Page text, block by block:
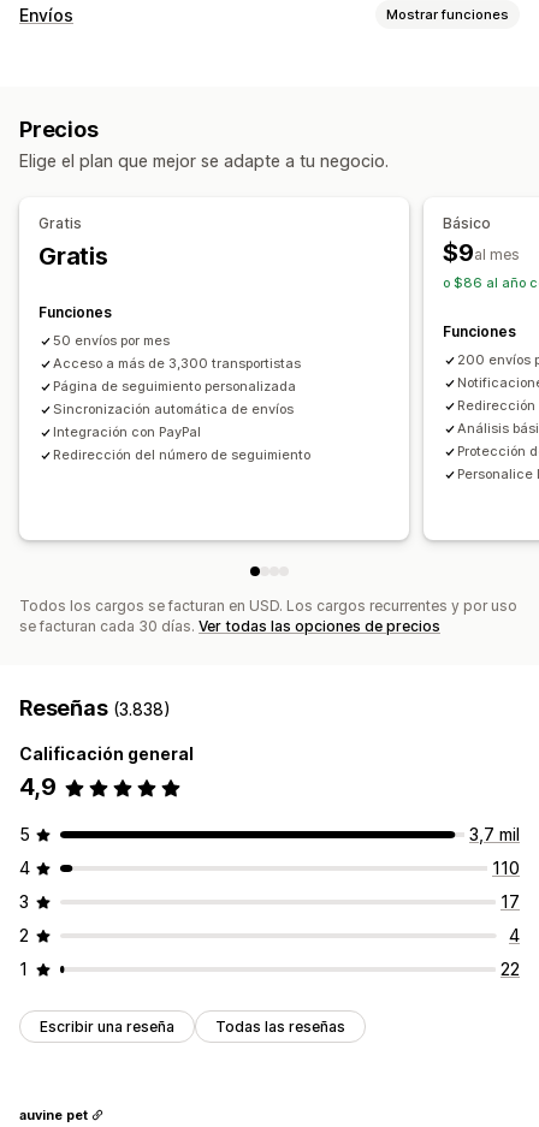
Seguimiento
Enlace de seguimiento personalizado
Fecha de entrega estimada Seguimiento general
Múltiples empresas de transportes
Informes y estadísticas
Notificaciones
Correo electrónico Notificaciones en tiempo real
Traducción
Notificaciones personalizadas
Automatizaciones
Envíos Mostrar funciones
Sincronización de pedidos
Selección de empresa de transportes
Seguimiento en tiempo real
Notificaciones de correo electrónico
Actualizaciones de pedidos
Precios
Elige el plan que mejor se adapte a tu negocio.
Gratis
Gratis
Funciones
50 envíos por mes
Acceso a más de 3,300 transportistas
Página de seguimiento personalizada
Sincronización automática de envíos
Integración con PayPal
Redirección del número de seguimiento
Básico
$9al mes
o $86 al año
Funciones
200 envíos
Análisis
Protección
Personalice
Todos los cargos se facturan en USD. Los cargos recurrentes y por uso
se facturan cada 30 días. Ver todas las opciones de precios
Reseñas (3.838)
Calificación general
4,9
5
3,7 mil
4
110
3
17
2
4
1
22
Escribir una reseña Todas las reseñas
auvine pet